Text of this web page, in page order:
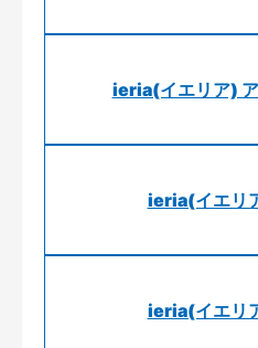
ieria(イエリア)
ieria(イエリ
ieria(イエリ